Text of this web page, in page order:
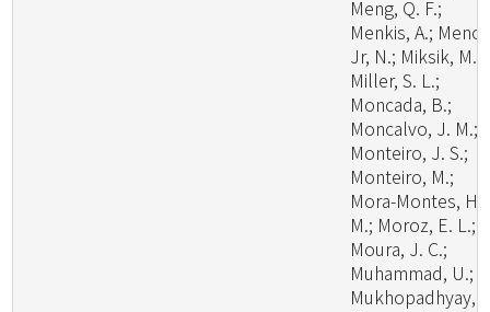
Meng, Q. F.;
Menkis, A.;
Jr, N.; Miksik, M.;
Miller, S. L.;
Moncada, B.;
Moncalvo, J. M.;
Monteiro, J. S.;
Monteiro, M.;
Mora-Montes, H.
M.; Moroz, E. L.;
Moura, J. C.;
Muhammad, U.;
Mukhopadhyay,